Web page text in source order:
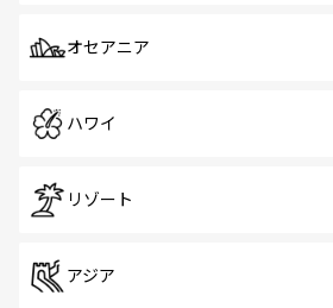
オセアニア
ハワイ
リゾート
アジア